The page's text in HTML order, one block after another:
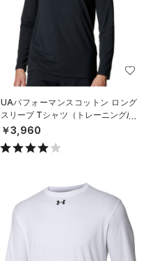
UAパフォーマンスコットン ロング
スリーブ Tシャツ（トレーニング/M
EN）
￥3,960